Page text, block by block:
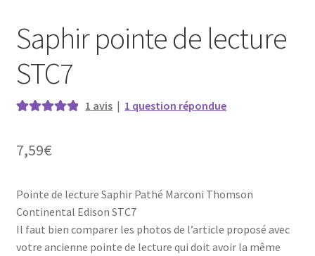
Saphir pointe de lecture
STC7
notation
1 avis | 1 question répondue
7,59€
Pointe de lecture Saphir Pathé Marconi Thomson
Continental Edison STC7
Il faut bien comparer les photos de l’article proposé avec
votre ancienne pointe de lecture qui doit avoir la même